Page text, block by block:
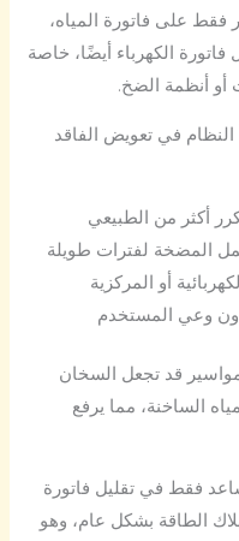
فقط على فاتورة المياه،
الكهرباء أيضًا، خاصة
أو أنظمة الضخ.
في تعويض الفاقد
أكثر من الطبيعي
المضخة لفترات طويلة
أو المركزية
وعي المستخدم
قد تجعل السخان
الساخنة، مما يرفع
فقط في تقليل فاتورة
الطاقة بشكل عام، وهو